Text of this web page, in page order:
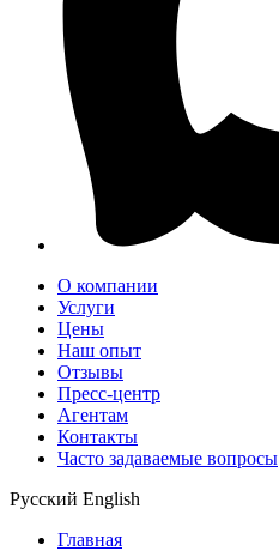
О компании
Услуги
Цены
Наш опыт
Отзывы
Пресс-центр
Агентам
Контакты
Часто задаваемые вопросы
Русский English
Главная